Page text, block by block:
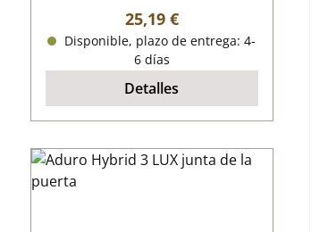
Precio normal:
25,19 €
Disponible, plazo de entrega: 4-
6 días
Detalles